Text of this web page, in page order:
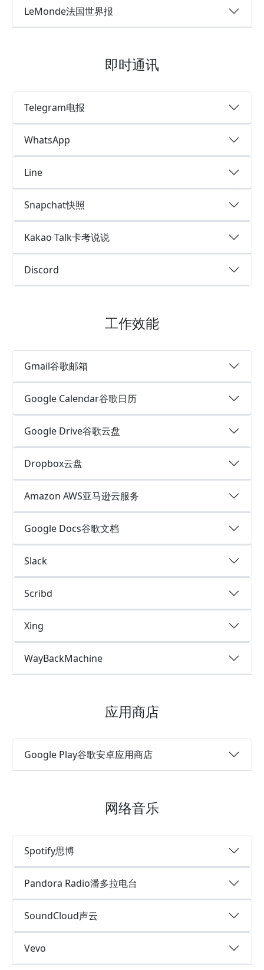
LeMonde法国世界报
即时通讯
Telegram电报
WhatsApp
Line
Snapchat快照
Kakao Talk卡考说说
Discord
工作效能
Gmail谷歌邮箱
Google Calendar谷歌日历
Google Drive谷歌云盘
Dropbox云盘
Amazon AWS亚马逊云服务
Google Docs谷歌文档
Slack
Scribd
Xing
WayBackMachine
应用商店
Google Play谷歌安卓应用商店
网络音乐
Spotify思博
Pandora Radio潘多拉电台
SoundCloud声云
Vevo